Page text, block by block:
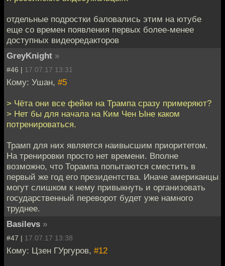
отдельные подростки баловались этим на ютубе
еще со времен появления первых более-менее
доступных видеоредакторов
GreyKnight »
#46 | 17.07.17 13:31
Кому: Ушан, #5
> Чёта они все фейки на Трампа сразу примеряют?
> Нет бы для начала на Ким Чен Ыне каком
потренироваться.
Трамп для них является наивысшим приоритетом.
На тренировки просто нет времени. Вполне
возможно, что Торампа попытаются сместить в
первый же год его президентства. Иначе американцы
могут слишком к нему привыкнуть и организовать
государственный переворот будет уже намного
труднее.
Basilevs »
#47 | 17.07.17 13:38
Кому: Цзен ГУргуров, #12